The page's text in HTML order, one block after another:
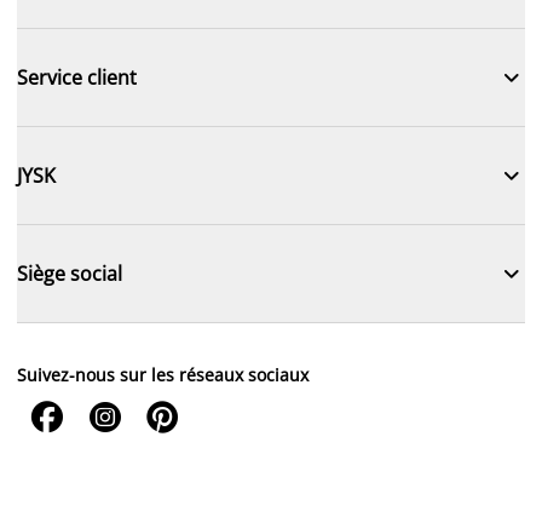
Service client 
JYSK 
Siège social 
Suivez-nous sur les réseaux sociaux
  